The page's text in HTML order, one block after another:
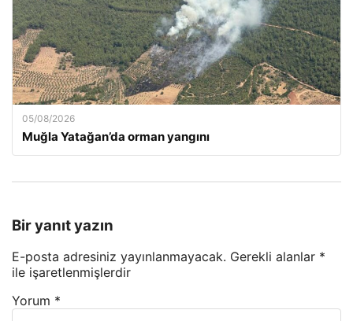
05/08/2026
Muğla Yatağan’da orman yangını
Bir yanıt yazın
E-posta adresiniz yayınlanmayacak. Gerekli alanlar *
ile işaretlenmişlerdir
Yorum *